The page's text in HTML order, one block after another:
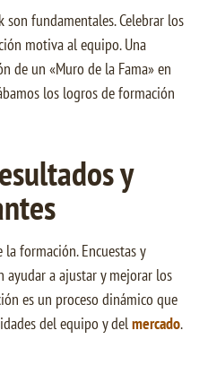
fundamentales. Celebrar los
motiva al equipo. Una
de un «Muro de la Fama» en
los logros de formación
y
formación. Encuestas y
ayudar a ajustar y mejorar los
es un proceso dinámico que
del equipo y delmercado.